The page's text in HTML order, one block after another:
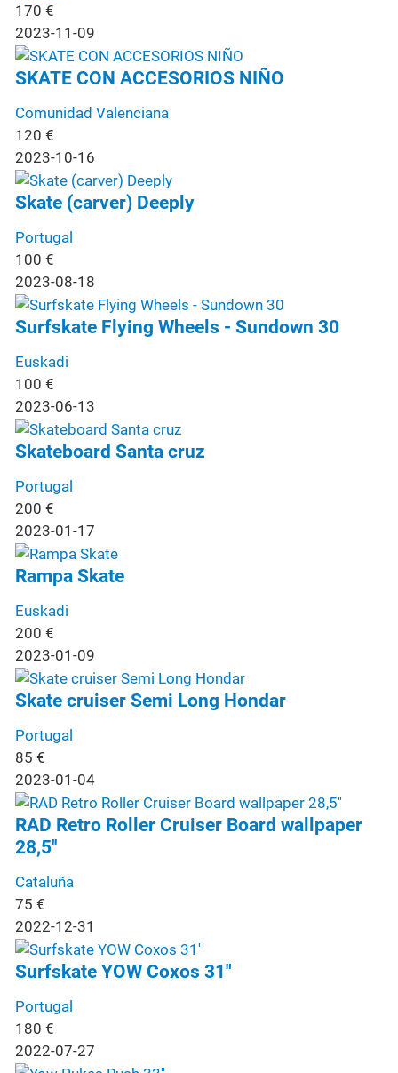
170 €
2023-11-09
SKATE CON ACCESORIOS NIÑO
Comunidad Valenciana
120 €
2023-10-16
Skate (carver) Deeply
Portugal
100 €
2023-08-18
Surfskate Flying Wheels - Sundown 30
Euskadi
100 €
2023-06-13
Skateboard Santa cruz
Portugal
200 €
2023-01-17
Rampa Skate
Euskadi
200 €
2023-01-09
Skate cruiser Semi Long Hondar
Portugal
85 €
2023-01-04
RAD Retro Roller Cruiser Board wallpaper
28,5''
Cataluña
75 €
2022-12-31
Surfskate YOW Coxos 31"
Portugal
180 €
2022-07-27